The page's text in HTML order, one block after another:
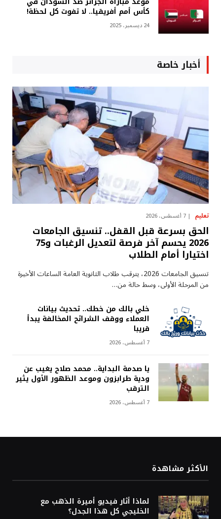
كأس أمم أفريقيا.. لا تفوت كل لحظة!
24 ديسمبر، 2025
أخبار خاصة
تعليم 7 أغسطس، 2026
الحق بسرعة قبل القفل.. تنسيق الجامعات
2026 يحسم آخر فرصة لتعديل الرغبات و75
اختيارا أمام الطلاب
تنسيق الجامعات 2026، يترقب طلاب الثانوية العامة الساعات الأخيرة
من المرحلة الأولى، وسط حالة من…
خلي بالك من خطك.. تحديث بيانات
العملاء ووقف الشرائح المخالفة يبدأ
قريبا
7 أغسطس، 2026
يا صدمة البداية.. محمد صلاح يغيب عن
ودية طرابزون وموعد الظهور الأول يثير
الترقب
7 أغسطس، 2026
الأكثر مشاهدة
لماذا أثار فيديو أميرة الذهب مع
الخليجي كل هذا الجدل؟